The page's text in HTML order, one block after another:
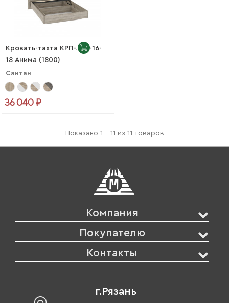
Кровать-тахта КРП-321-16-
18 Анима (1800)
Сантан
36 040 ₽
Показано 1 - 11 из 11 товаров
Компания
Покупателю
Контакты
г.Рязань